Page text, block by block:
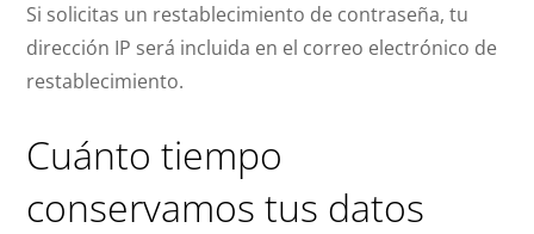
Si solicitas un restablecimiento de contraseña, tu
dirección IP será incluida en el correo electrónico de
restablecimiento.
Cuánto tiempo
conservamos tus datos